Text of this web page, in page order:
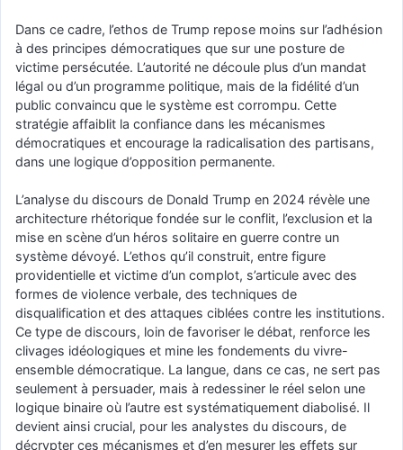
Dans ce cadre, l’ethos de Trump repose moins sur l’adhésion
à des principes démocratiques que sur une posture de
victime persécutée. L’autorité ne découle plus d’un mandat
légal ou d’un programme politique, mais de la fidélité d’un
public convaincu que le système est corrompu. Cette
stratégie affaiblit la confiance dans les mécanismes
démocratiques et encourage la radicalisation des partisans,
dans une logique d’opposition permanente.
L’analyse du discours de Donald Trump en 2024 révèle une
architecture rhétorique fondée sur le conflit, l’exclusion et la
mise en scène d’un héros solitaire en guerre contre un
système dévoyé. L’ethos qu’il construit, entre figure
providentielle et victime d’un complot, s’articule avec des
formes de violence verbale, des techniques de
disqualification et des attaques ciblées contre les institutions.
Ce type de discours, loin de favoriser le débat, renforce les
clivages idéologiques et mine les fondements du vivre-
ensemble démocratique. La langue, dans ce cas, ne sert pas
seulement à persuader, mais à redessiner le réel selon une
logique binaire où l’autre est systématiquement diabolisé. Il
devient ainsi crucial, pour les analystes du discours, de
décrypter ces mécanismes et d’en mesurer les effets sur